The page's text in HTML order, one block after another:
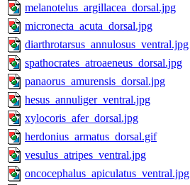
melanotelus_argillacea_dorsal.jpg
micronecta_acuta_dorsal.jpg
diarthrotarsus_annulosus_ventral.jpg
spathocrates_atroaeneus_dorsal.jpg
panaorus_amurensis_dorsal.jpg
hesus_annuliger_ventral.jpg
xylocoris_afer_dorsal.jpg
herdonius_armatus_dorsal.gif
vesulus_atripes_ventral.jpg
oncocephalus_apiculatus_ventral.jpg